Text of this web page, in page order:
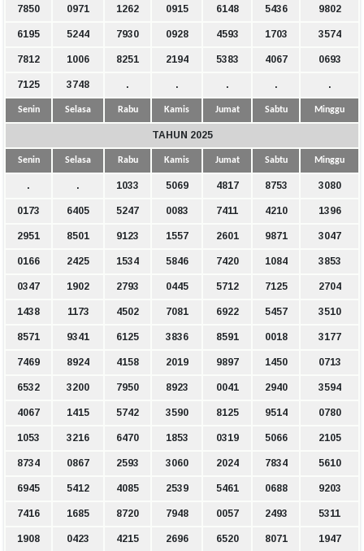
7850 0971 1262 0915 6148 5436 9802
6195 5244 7930 0928 4593 1703 3574
7812 1006 8251 2194 5383 4067 0693
7125 3748 . . . . .
Senin Selasa Rabu Kamis Jumat Sabtu Minggu
TAHUN 2025
Senin Selasa Rabu Kamis Jumat Sabtu Minggu
. . 1033 5069 4817 8753 3080
0173 6405 5247 0083 7411 4210 1396
2951 8501 9123 1557 2601 9871 3047
0166 2425 1534 5846 7420 1084 3853
0347 1902 2793 0445 5712 7125 2704
1438 1173 4502 7081 6922 5457 3510
8571 9341 6125 3836 8591 0018 3177
7469 8924 4158 2019 9897 1450 0713
6532 3200 7950 8923 0041 2940 3594
4067 1415 5742 3590 8125 9514 0780
1053 3216 6470 1853 0319 5066 2105
8734 0867 2593 3060 2024 7834 5610
6945 5412 4085 2539 5461 0688 9203
7416 1685 8720 7948 0057 2493 5311
1908 0423 4215 2696 6520 8071 1947